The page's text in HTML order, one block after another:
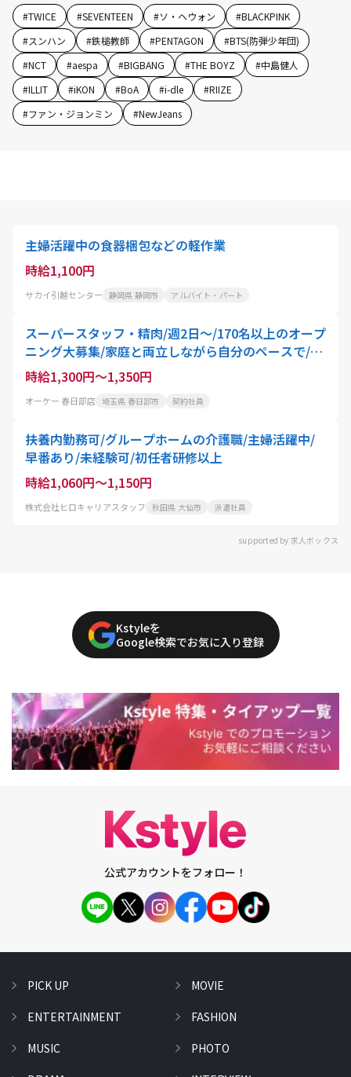
#TWICE #SEVENTEEN #ソ・ヘウォン #BLACKPINK
#スンハン #鉄槌教師 #PENTAGON #BTS(防弾少年団)
#NCT #aespa #BIGBANG #THE BOYZ #中島健人
#ILLIT #iKON #BoA #i-dle #RIIZE
#ファン・ジョンミン #NewJeans
主婦活躍中の食器梱包などの軽作業
時給1,100円
サカイ引越センター 静岡県 静岡市 アルバイト・パート
スーパースタッフ・精肉/週2日～/170名以上のオープ
ニング大募集/家庭と両立しながら自分のペースで/主
婦・主夫歓迎/8月下旬open
時給1,300円～1,350円
オーケー 春日部店 埼玉県 春日部市 契約社員
扶養内勤務可/グループホームの介護職/主婦活躍中/
早番あり/未経験可/初任者研修以上
時給1,060円～1,150円
株式会社ヒロキャリアスタッフ 秋田県 大仙市 派遣社員
supported by 求人ボックス
Kstyleを
Google検索でお気に入り登録
公式アカウントをフォロー！
PICK UP
ENTERTAINMENT
MUSIC
MOVIE
FASHION
PHOTO